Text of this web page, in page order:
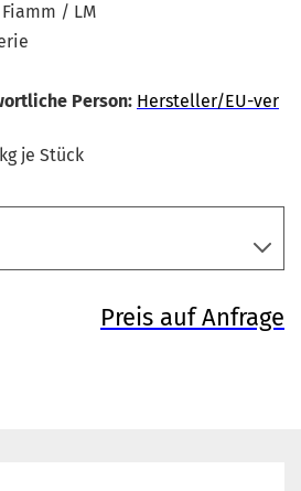
Fiamm / LM
Person: Hersteller/EU-ver
kg je Stück
Preis auf Anfrage